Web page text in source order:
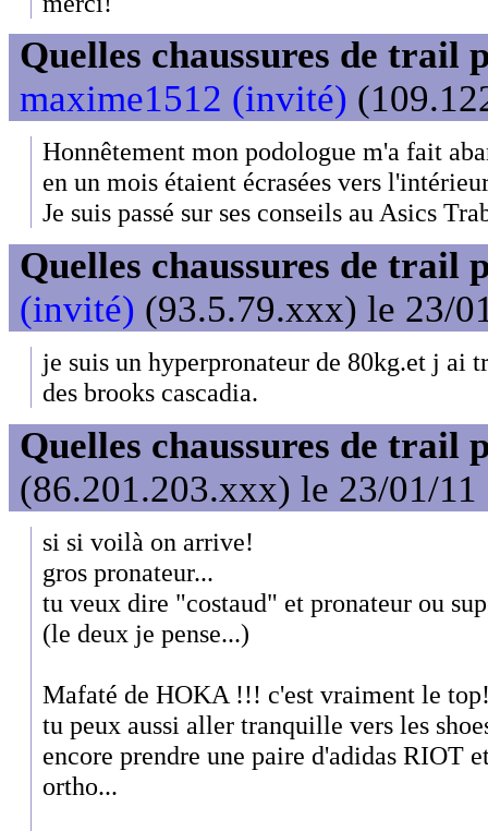
Quelles chaussures de trail
maxime1512 (invité)
Honnêtement mon podologue m'a fait
en un mois étaient écrasées vers
Je suis passé sur ses conseils au Asics
Quelles chaussures de trail
(invité) (93.5.79.xxx) le 23/
je suis un hyperpronateur de 80kg.et j ai
des brooks cascadia.
Quelles chaussures de trail
(86.201.203.xxx) le 23/01/11
si si voilà on arrive!
gros pronateur...
tu veux dire "costaud" et pronateur ou
(le deux je pense...)
Mafaté de HOKA !!! c'est vraiment le
tu peux aussi aller tranquille vers les
encore prendre une paire d'adidas RIOT
ortho...